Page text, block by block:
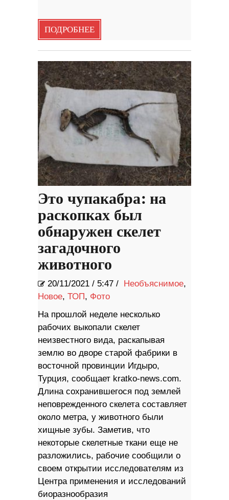
ПОДРОБНЕЕ
Это чупакабра: на
раскопках был
обнаружен скелет
загадочного
животного
20/11/2021 / 5:47 / Необъяснимое,
Новое, ТОП, Фото
На прошлой неделе несколько
рабочих выкопали скелет
неизвестного вида, раскапывая
землю во дворе старой фабрики в
восточной провинции Игдыро,
Турция, сообщает kratko-news.com.
Длина сохранившегося под землей
неповрежденного скелета составляет
около метра, у животного были
хищные зубы. Заметив, что
некоторые скелетные ткани еще не
разложились, рабочие сообщили о
своем открытии исследователям из
Центра применения и исследований
биоразнообразия